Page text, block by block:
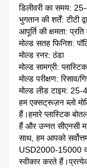
डिलीवरी का समय:
भुगतान की शर्तें: टीटी
आपूर्ति की क्षमता:
मोल्ड सतह फिनिश:
मोल्ड रनर: ठंडा
मोल्ड सामग्री: प्लास्टिक
मोल्ड परीक्षण: रिसाव/
मोल्ड लीड टाइम: 25-
हम एक्सट्रूज़न ब्लो
हैं।हमारे प्लास्टिक
हैं और उन्नत सीएनसी
साथ, हम आपको
USD2000-15000
स्वीकार करते